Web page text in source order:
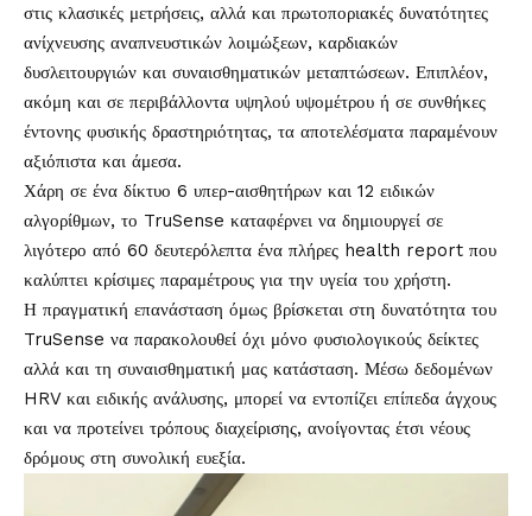
στις κλασικές μετρήσεις, αλλά και πρωτοποριακές δυνατότητες
ανίχνευσης αναπνευστικών λοιμώξεων, καρδιακών
δυσλειτουργιών και συναισθηματικών μεταπτώσεων. Επιπλέον,
ακόμη και σε περιβάλλοντα υψηλού υψομέτρου ή σε συνθήκες
έντονης φυσικής δραστηριότητας, τα αποτελέσματα παραμένουν
αξιόπιστα και άμεσα.
Χάρη σε ένα δίκτυο 6 υπερ-αισθητήρων και 12 ειδικών
αλγορίθμων, το TruSense καταφέρνει να δημιουργεί σε
λιγότερο από 60 δευτερόλεπτα ένα πλήρες health report που
καλύπτει κρίσιμες παραμέτρους για την υγεία του χρήστη.
Η πραγματική επανάσταση όμως βρίσκεται στη δυνατότητα του
TruSense να παρακολουθεί όχι μόνο φυσιολογικούς δείκτες
αλλά και τη συναισθηματική μας κατάσταση. Μέσω δεδομένων
HRV και ειδικής ανάλυσης, μπορεί να εντοπίζει επίπεδα άγχους
και να προτείνει τρόπους διαχείρισης, ανοίγοντας έτσι νέους
δρόμους στη συνολική ευεξία.